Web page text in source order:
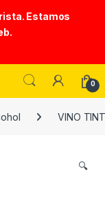
Estamos
0
VINO
🔍